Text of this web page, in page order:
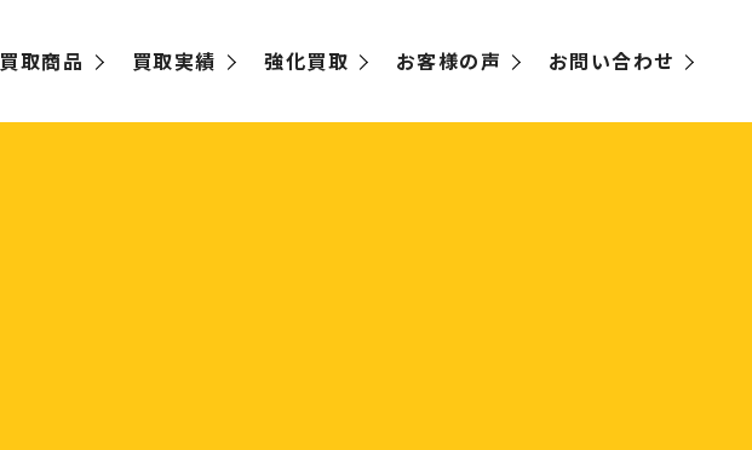
買取商品 買取実績 強化買取 お客様の声 お問い合わせ